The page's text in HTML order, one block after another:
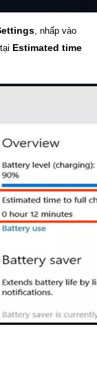
, nhấp vào
Estimated time